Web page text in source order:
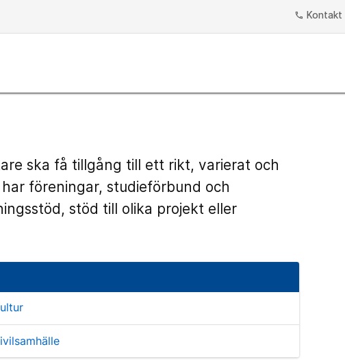
phone Kontakt
ska få tillgång till ett rikt, varierat och
föreningar, studieförbund och
stöd till olika projekt eller